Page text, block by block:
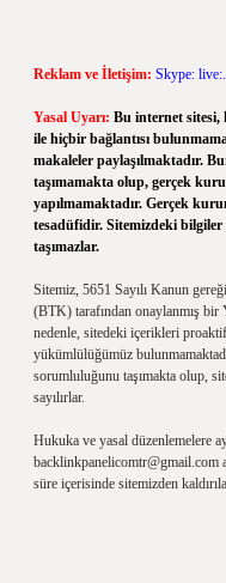
Reklam ve İletişim: Skype:
Yasal Uyarı: Bu internet sitesi,
ile hiçbir bağlantısı
makaleler paylaşılmaktadır.
taşımamakta olup, gerçek
yapılmamaktadır. Gerçek
tesadüfidir. Sitemizdeki
taşımazlar.
Sitemiz, 5651 Sayılı Kanun
(BTK) tarafından onaylanmış bir
nedenle, sitedeki içerikleri
yükümlülüğümüz
sorumluluğunu taşımakta olup,
sayılırlar.
Hukuka ve yasal düzenlemelere
backlinkpanelicomtr@gmail.com
süre içerisinde sitemizden